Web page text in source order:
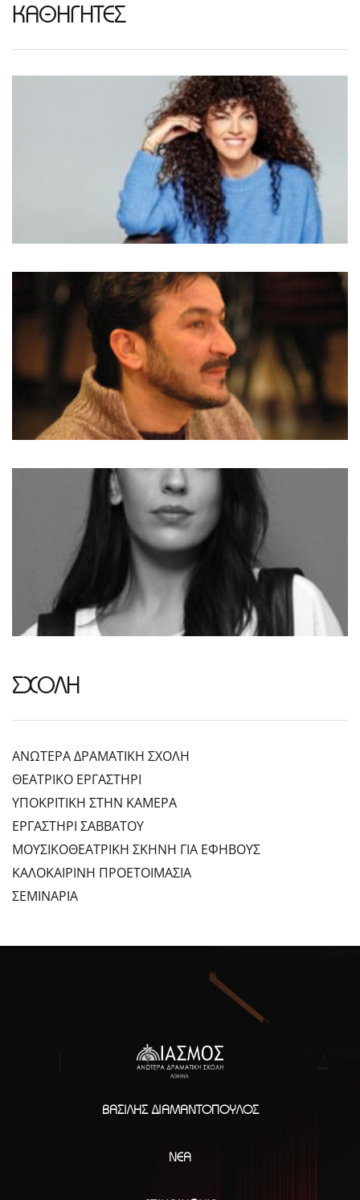
ΚΑΘΗΓΗΤΕΣ
ΣΧΟΛΗ
ΑΝΩΤΕΡΑ ΔΡΑΜΑΤΙΚΗ ΣΧΟΛΗ
ΘΕΑΤΡΙΚΟ ΕΡΓΑΣΤΗΡΙ
ΥΠΟΚΡΙΤΙΚΗ ΣΤΗΝ ΚΑΜΕΡΑ
ΕΡΓΑΣΤΗΡΙ ΣΑΒΒΑΤΟΥ
ΜΟΥΣΙΚΟΘΕΑΤΡΙΚΗ ΣΚΗΝΗ ΓΙΑ ΕΦΗΒΟΥΣ
ΚΑΛΟΚΑΙΡΙΝΗ ΠΡΟΕΤΟΙΜΑΣΙΑ
ΣΕΜΙΝΑΡΙΑ
ΒΑΣΊΛΗΣ ΔΙΑΜΑΝΤΌΠΟΥΛΟΣ
ΝΈΑ